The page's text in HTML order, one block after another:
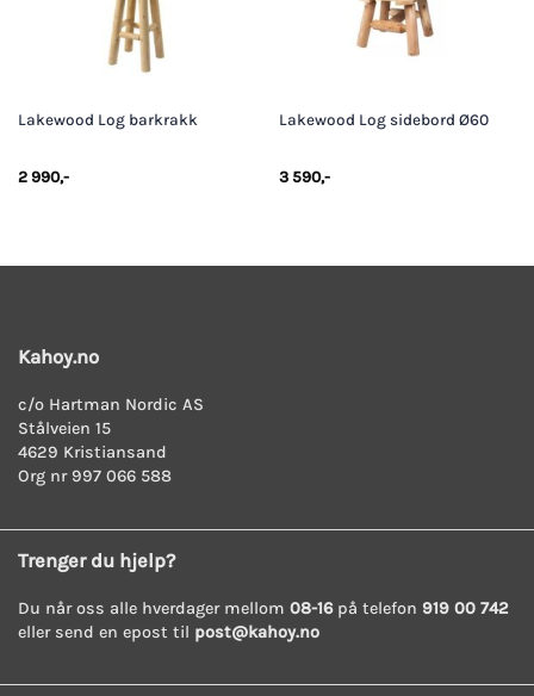
Lakewood Log barkrakk
2 990,-
Lakewood Log sidebord Ø60
3 590,-
Kahoy.no
c/o Hartman Nordic AS
Stålveien 15
4629 Kristiansand
Org nr 997 066 588
Trenger du hjelp?
Du når oss alle hverdager mellom 08-16på telefon 919 00 742
eller send en epost til post@kahoy.no